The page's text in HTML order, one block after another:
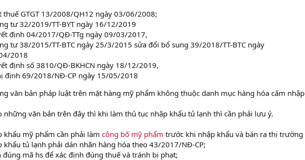
thuế GTGT 13/2008/QH12 ngày 03/06/2008;
tư 32/2019/TT-BYT ngày 16/12/2019
định 04/2017/QĐ-TTg ngày 09/03/2017,
tư 38/2015/TT-BTC ngày 25/3/2015 sửa đổi bổ sung 39/2018/TT-BTC ngày
2018
định số 3810/QĐ-BKHCN ngày 18/12/2019,
định 69/2018/NĐ-CP ngày 15/05/2018
văn bản pháp luật trên mặt hàng mỹ phẩm không thuộc danh mục hàng hóa cấm nhập
những văn bản trên đây thì khi làm thủ tục nhập khẩu tủ lạnh thì cần phải lưu ý.
khẩu mỹ phẩm cần phải làm công bố mỹ phẩm trước khi nhập khẩu và bán ra thị trường
khẩu tủ lạnh phải dán nhãn hàng hóa theo 43/2017/NĐ-CP;
đúng mã hs để xác định đúng thuế và tránh bị phạt;